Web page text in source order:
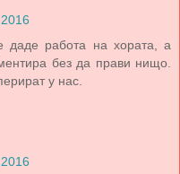
работа на хората, а
без да прави нищо.
у нас.